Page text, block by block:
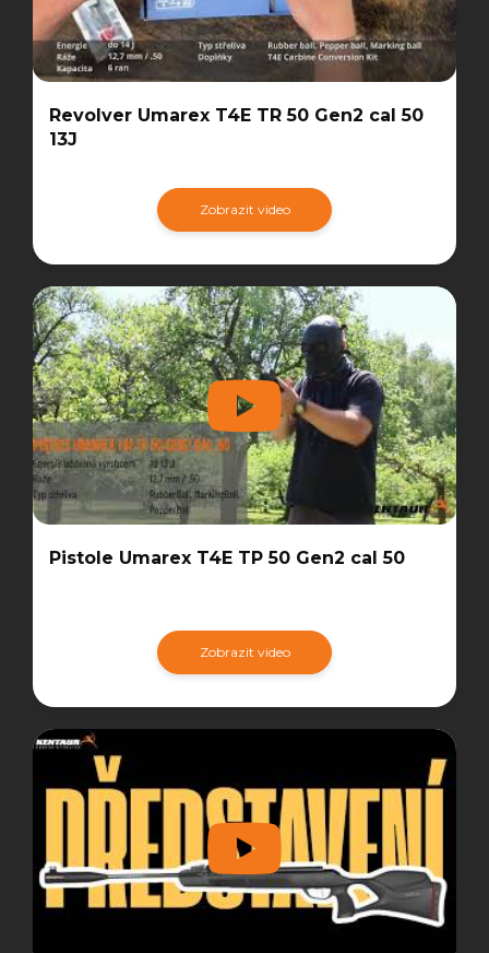
Revolver Umarex T4E TR 50 Gen2 cal 50
13J
Zobrazit video
Pistole Umarex T4E TP 50 Gen2 cal 50
Zobrazit video